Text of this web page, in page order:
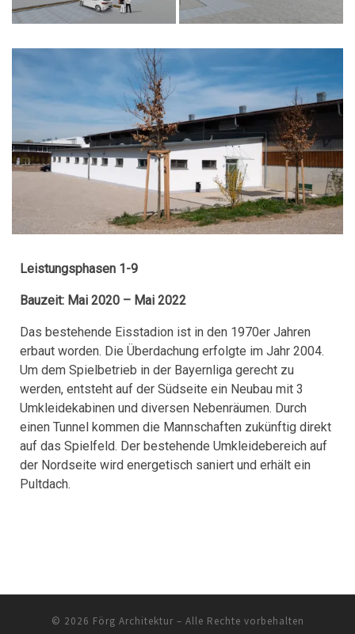
Leistungsphasen 1-9
Bauzeit: Mai 2020 – Mai 2022
Das bestehende Eisstadion ist in den 1970er Jahren
erbaut worden. Die Überdachung erfolgte im Jahr 2004.
Um dem Spielbetrieb in der Bayernliga gerecht zu
werden, entsteht auf der Südseite ein Neubau mit 3
Umkleidekabinen und diversen Nebenräumen. Durch
einen Tunnel kommen die Mannschaften zukünftig direkt
auf das Spielfeld. Der bestehende Umkleidebereich auf
der Nordseite wird energetisch saniert und erhält ein
Pultdach.
© 2026 Förg Architektur– Alle Rechte vorbehalten